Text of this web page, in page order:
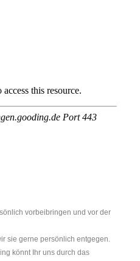
vorbeibringen und vor der
sie gerne persönlich entgegen.
könnt Ihr uns durch das